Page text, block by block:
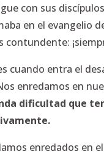
con sus
en el evangelio
contundente:
cuando entra el
enredamos en
dificultad que
enredados en